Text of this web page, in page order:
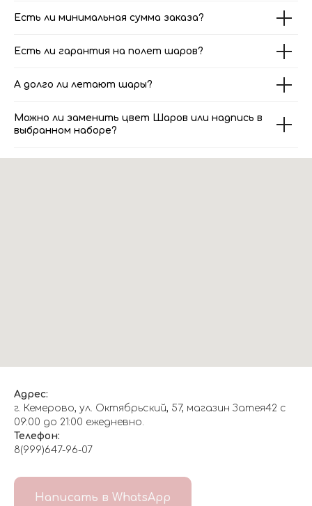
Есть ли минимальная сумма заказа?
Есть ли гарантия на полет шаров?
А долго ли летают шары?
Можно ли заменить цвет Шаров или надпись в
выбранном наборе?
Адрес:
г. Кемерово, ул. Октябрьский, 57, магазин Затея42 с
09:00 до 21:00 ежедневно.
Телефон:
8(999)647-96-07
Написать в WhatsApp